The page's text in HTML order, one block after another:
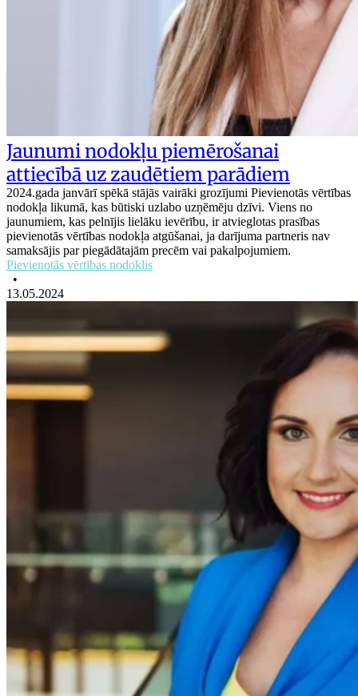
Jaunumi nodokļu piemērošanai
attiecībā uz zaudētiem parādiem
2024.gada janvārī spēkā stājās vairāki grozījumi Pievienotās vērtības
nodokļa likumā, kas būtiski uzlabo uzņēmēju dzīvi. Viens no
jaunumiem, kas pelnījis lielāku ievērību, ir atvieglotas prasības
pievienotās vērtības nodokļa atgūšanai, ja darījuma partneris nav
samaksājis par piegādātajām precēm vai pakalpojumiem.
Pievienotās vērtības nodoklis
•
13.05.2024